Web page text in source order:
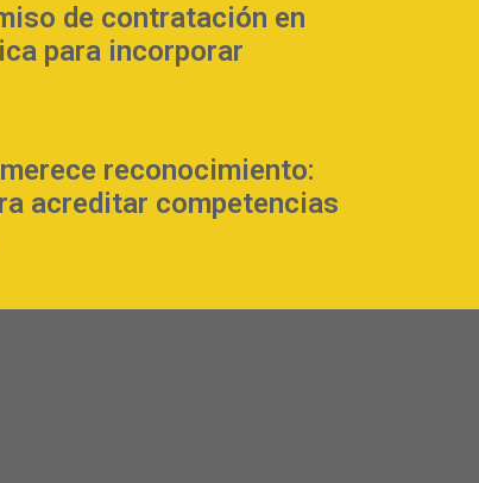
de contratación en
para incorporar
reconocimiento:
acreditar competencias